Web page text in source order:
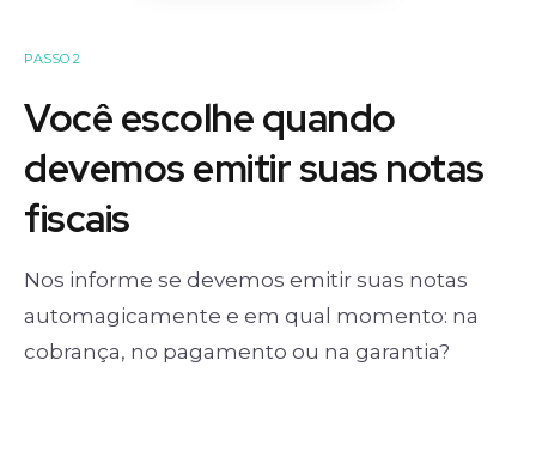
PASSO 2
Você escolhe quando
devemos emitir suas notas
fiscais
Nos informe se devemos emitir suas notas
automagicamente e em qual momento: na
cobrança, no pagamento ou na garantia?